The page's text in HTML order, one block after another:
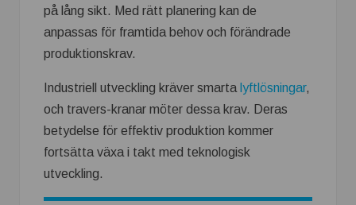
på lång sikt. Med rätt planering kan de
anpassas för framtida behov och förändrade
produktionskrav.
Industriell utveckling kräver smarta lyftlösningar,
och travers-kranar möter dessa krav. Deras
betydelse för effektiv produktion kommer
fortsätta växa i takt med teknologisk
utveckling.